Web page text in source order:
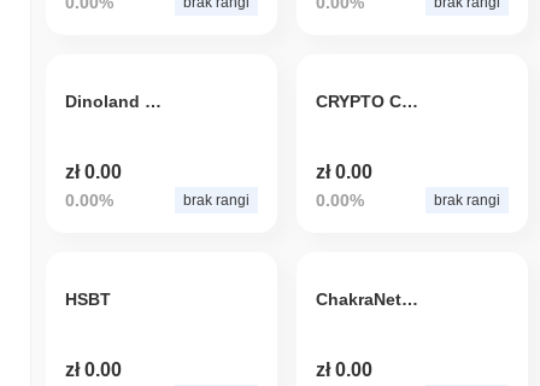
Dinoland Metaverse
zł 0.00
0.00% brak rangi
CRYPTO CAKE
zł 0.00
0.00% brak rangi
HSBT
zł 0.00
ChakraNetwork
zł 0.00